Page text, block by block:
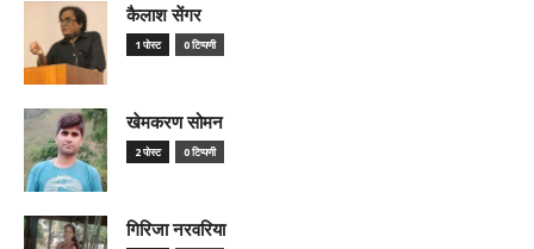
कैलाश सेंगर
1 पोस्ट 0 टिप्पणी
खेमकरण सोमन
2 पोस्ट 0 टिप्पणी
गिरिजा नरवरिया